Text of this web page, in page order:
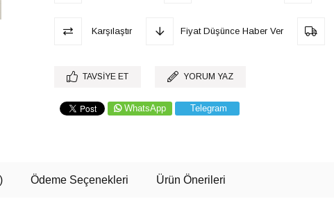
Karşılaştır Fiyat Düşünce Haber Ver
TAVSIYE ET YORUM YAZ
WhatsApp Telegram
Ödeme Seçenekleri Ürün Önerileri